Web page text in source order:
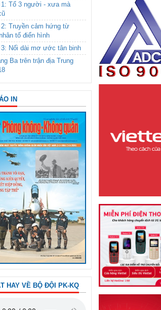
1: Tổ 3 người - xưa mà
2: Truyền cảm hứng từ
tố điển hình
3: Nối dài mơ ước tân binh
Ba trên trận địa Trung
IN
HAY VỀ BỘ ĐỘI PK-KQ